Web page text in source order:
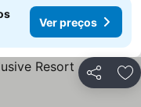
Ver preços
Partilhar